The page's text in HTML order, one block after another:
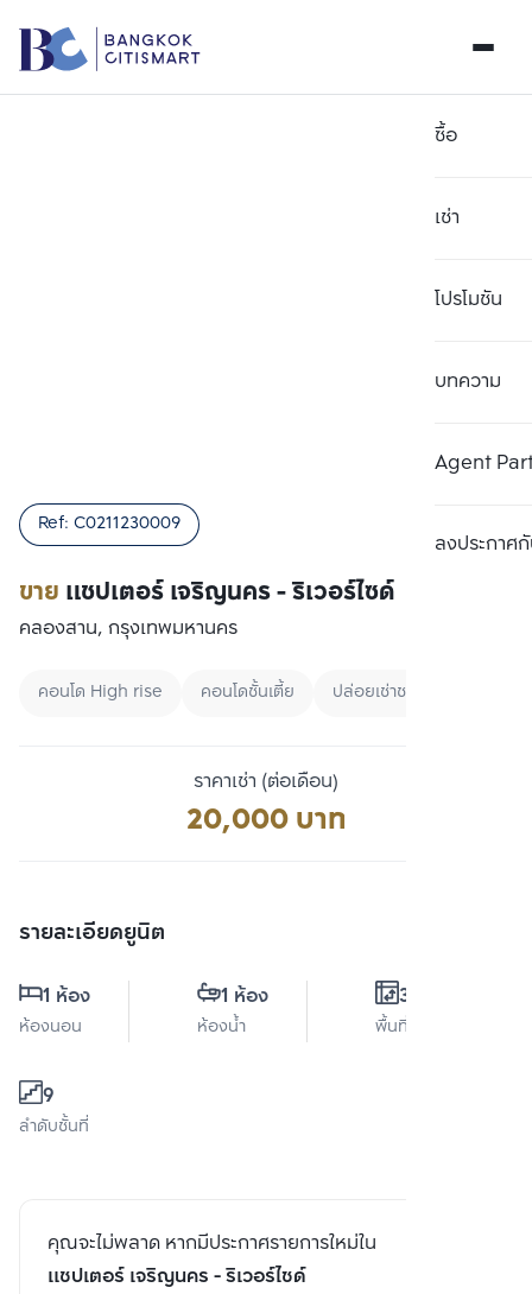
ซื้อ
เช่า
โปรโมชัน
บทความ
Agent
ลงประกาศกั
ขาย แชปเตอร์ เจริญนคร - ริเวอร์ไซด์
Ref: C0211230009
คลองสาน, กรุงเทพมหานคร
คอนโด High rise คอนโดชั้นเตี้ย ปล่อยเช่าชาวต่างชาติ
ราคาเช่า (ต่อเดือน)
20,000 บาท
รายละเอียดยูนิต
1 ห้อง
ห้องนอน
1 ห้อง
ห้องน้ำ
38 ตร.ม.
พื้นที่ใช้สอย
9
ลำดับชั้นที่
คุณจะไม่พลาด หากมีประกาศรายการใหม่ใน
แชปเตอร์ เจริญนคร - ริเวอร์ไซด์
เปรียบเทียบ